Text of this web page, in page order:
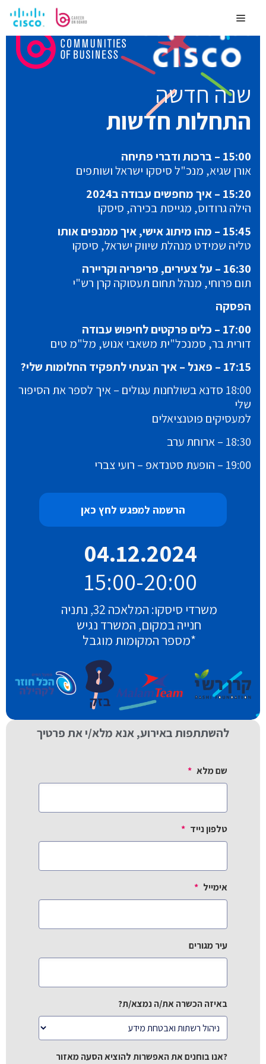
לתוכןMenu
שנה חדשה
התחלותחדשות
15:00 – ברכות ודברי פתיחה
אורן שגיא, מנכ"ל סיסקו ישראל ושותפים
15:20 – איך מחפשים עבודה ב2024
הילה גרודוס, מגייסת בכירה, סיסקו
15:45 – מהו מיתוג אישי, איך ממנפים אותו
טליה שמידט מנהלת שיווק ישראל, סיסקו
16:30 – על צעירים, פריפריה וקריירה
תום פרוחי, מנהל תחום תעסוקה קרן רש"י
הפסקה
17:00 – כלים פרקטים לחיפוש עבודה
דורית בר, סמנכל"ית משאבי אנוש, מל"מ טים
17:15 – פאנל – איך הגעתי לתפקיד החלומות שלי?
18:00 סדנא בשולחנות עגולים – איך לספר את הסיפור
שלי
למעסיקים פוטנציאלים
18:30 – ארוחת ערב
19:00 – הופעת סטנדאפ – רועי צברי
הרשמה למפגש לחץ כאן
04.12.2024
15:00-20:00
משרדי סיסקו: המלאכה 32, נתניה
חנייה במקום, המשרד נגיש
*מספר המקומות מוגבל
להשתתפות באירוע, אנא מלא/י את פרטיך
שם מלא *
טלפון נייד *
אימייל *
עיר מגורים
באיזה הכשרה את/ה נמצא/ת?
?אנו בוחנים את האפשרות להוציא הסעה מאזור